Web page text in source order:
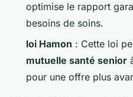
optimise le rapport
besoins de soins.
loi Hamon : Cette loi
mutuelle santé senior
pour une offre plus